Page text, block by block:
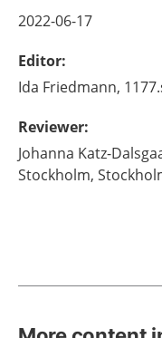
2022-06-17
Editor:
Ida Friedmann,
Reviewer:
Johanna Katz-
Stockholm,